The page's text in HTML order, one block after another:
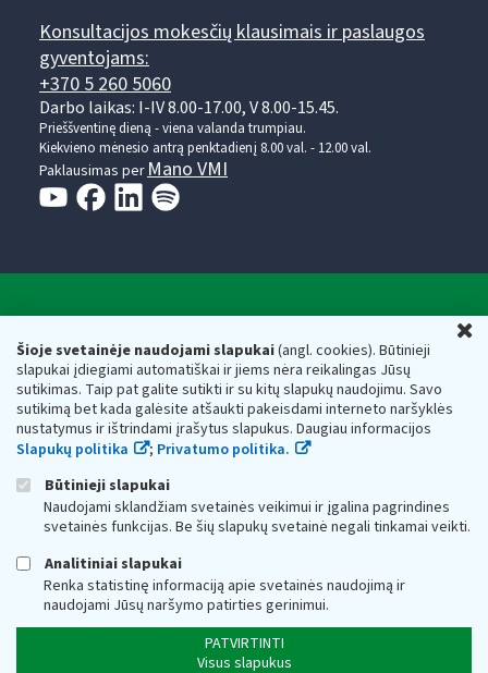
Šioje svetainėje naudojami slapukai(angl. cookies). Būtinieji
slapukai įdiegiami automatiškai ir jiems nėra reikalingas Jūsų
sutikimas. Taip pat galite sutikti ir su kitų slapukų naudojimu. Savo
sutikimą bet kada galėsite atšaukti pakeisdami interneto naršyklės
nustatymus ir ištrindami įrašytus slapukus. Daugiau informacijos
Slapukų politika
; Privatumo politika.
Būtinieji slapukai
Naudojami sklandžiam svetainės veikimui ir įgalina pagrindines
svetainės funkcijas. Be šių slapukų svetainė negali tinkamai veikti.
Analitiniai slapukai
Renka statistinę informaciją apie svetainės naudojimą ir
naudojami Jūsų naršymo patirties gerinimui.
PATVIRTINTI
Visus slapukus
Konsultacijos mokesčių klausimais ir paslaugos
gyventojams:
+370 5 260 5060
Darbo laikas: I-IV 8.00-17.00, V 8.00-15.45.
Prieššventinę dieną - viena valanda trumpiau.
Kiekvieno mėnesio antrą penktadienį 8.00 val. - 12.00 val.
Paklausimas per Mano VMI
Respublikos finansų ministerijos
Biudžetinė įstaiga. Juridinio asmens kodas — 188659752,
adresas: Vasario 16-osios g. 14, 01107 Vilnius, Lietuva, el.paštas:
vmi@vmi.lt, E. pristatymo dėžutės adresas 188659752
Duomenys apie Valstybinę mokesčių inspekciją prie Lietuvos
Respublikos finansų ministerijos kaupiami ir saugomi Juridinių